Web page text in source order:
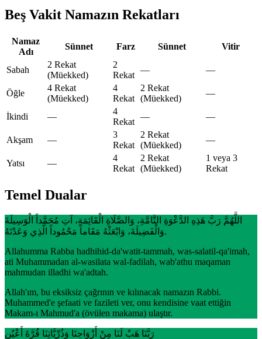
Beş Vakit Namazın Rekatları
Namaz
Adı
Sünnet Farz Sünnet Vitir
Sabah
2 Rekat
(Müekked)
2
Rekat
— —
Öğle
4 Rekat
(Müekked)
4
Rekat
2 Rekat
(Müekked)
—
İkindi —
4
Rekat
— —
Akşam —
3
Rekat
2 Rekat
(Müekked)
—
Yatsı —
4
Rekat
2 Rekat
(Müekked)
1 veya 3
Rekat
Temel Dualar
اللَّهُمَّ رَبَّ هَذِهِ الدَّعْوَةِ التَّامَّةِ، وَالصَّلَاةِ الْقَائِمَةِ، آتِ مُحَمَّداً الْوَسِيلَةَ
وَالْفَضِيلَةَ، وَابْعَثْهُ مَقَاماً مَحْمُوداً الَّذِي وَعَدْتَهُ.
Allahumma Rabba hadhihid-da'watit-tammah, was-salatil-qa'imah,
ati Muhammadan al-wasilata wal-fadilah, wab'athu maqaman
mahmudan illadhi wa'adtah.
Allah'ım, bu eksiksiz çağrının ve kılınacak namazın Rabbi.
Muhammed'e şefaati ve fazileti ver, onu kendisine vaat ettiğin
Makam-ı Mahmud'a (övülen makama) ulaştır.
رَبَّنَا هَبْ لَنَا مِنْ أَزْوَاجِنَا وَذُرِّيَّاتِنَا قُرَّةَ أَعْيُنٍ